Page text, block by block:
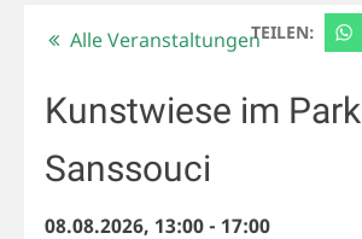
TEILEN:
Alle Veranstaltungen
Kunstwiese im Park
Sanssouci
08.08.2026, 13:00- 17:00